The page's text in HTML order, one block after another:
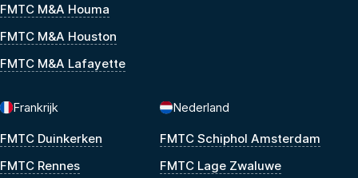
FMTC M&A Houma
FMTC M&A Houston
FMTC M&A Lafayette
Frankrijk
FMTC Duinkerken
FMTC Rennes
Nederland
FMTC Schiphol Amsterdam
FMTC Lage Zwaluwe